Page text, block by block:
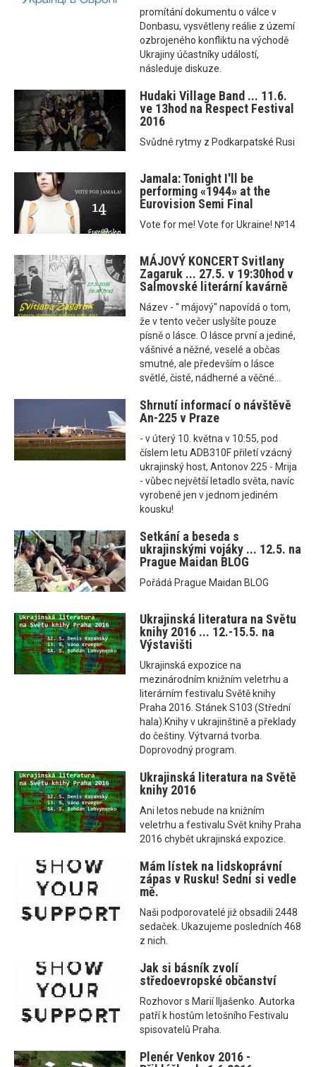
promítání dokumentu o válce v
Donbasu, vysvětleny reálie z území
ozbrojeného konfliktu na východě
Ukrajiny účastníky událostí,
následuje diskuze.
Hudaki Village Band ... 11.6.
ve 13hod na Respect Festival
2016
Svůdné rytmy z Podkarpatské Rusi
Jamala: Tonight I'll be
performing «1944» at the
Eurovision Semi Final
Vote for me! Vote for Ukraine! №14
MÁJOVÝ KONCERT Svitlany
Zagaruk ... 27.5. v 19:30hod v
Salmovské literární kavárně
Název - '' májový'' napovídá o tom,
že v tento večer uslyšíte pouze
písně o lásce. O lásce první a jediné,
vášnivé a něžné, veselé a občas
smutné, ale především o lásce
světlé, čisté, nádherné a věčné...
Shrnutí informací o návštěvě
An-225 v Praze
- v úterý 10. května v 10:55, pod
číslem letu ADB310F přiletí vzácný
ukrajinský host, Antonov 225 - Mrija
- vůbec největší letadlo světa, navíc
vyrobené jen v jednom jediném
kousku!
Setkání a beseda s
ukrajinskými vojáky ... 12.5. na
Prague Maidan BLOG
Pořádá Prague Maidan BLOG
Ukrajinská literatura na Světu
knihy 2016 ... 12.-15.5. na
Výstavišti
Ukrajinská expozice na
mezinárodním knižním veletrhu a
literárním festivalu Světě knihy
Praha 2016. Stánek S103 (Střední
hala).Knihy v ukrajinštině a překlady
do češtiny. Výtvarná tvorba.
Doprovodný program.
Ukrajinská literatura na Světě
knihy 2016
Ani letos nebude na knižním
veletrhu a festivalu Svět knihy Praha
2016 chybět ukrajinská expozice.
Mám lístek na lidskoprávní
zápas v Rusku! Sedni si vedle
mě.
Naši podporovatelé již obsadili 2448
sedaček. Ukazujeme posledních 468
z nich.
Jak si básník zvolí
středoevropské občanství
Rozhovor s Marií Iljašenko. Autorka
patří k hostům letošního Festivalu
spisovatelů Praha.
Plenér Venkov 2016 -